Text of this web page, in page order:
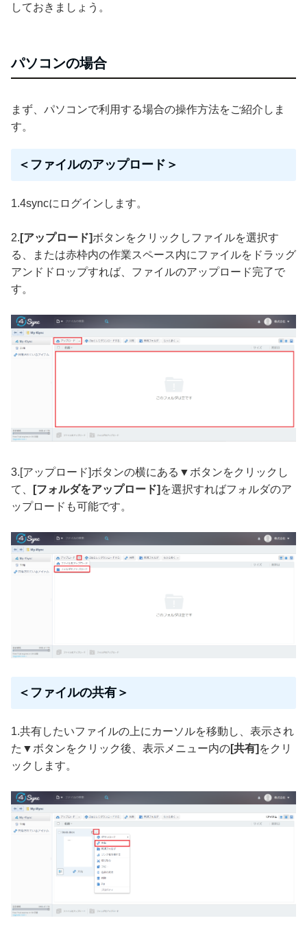
しておきましょう。
パソコンの場合
まず、パソコンで利用する場合の操作方法をご紹介しま
す。
＜ファイルのアップロード＞
1.4syncにログインします。
2. [アップロード]ボタンをクリックしファイルを選択す
る、または赤枠内の作業スペース内にファイルをドラッグ
アンドドロップすれば、ファイルのアップロード完了で
す。
3.[アップロード]ボタンの横にある▼ボタンをクリックし
て、
[フォルダをアップロード] を選択すればフォルダのア
ップロードも可能です。
＜ファイルの共有＞
1.共有したいファイルの上にカーソルを移動し、表示され
た▼ボタンをクリック後、表示メニュー内の[共有] をクリ
ックします。